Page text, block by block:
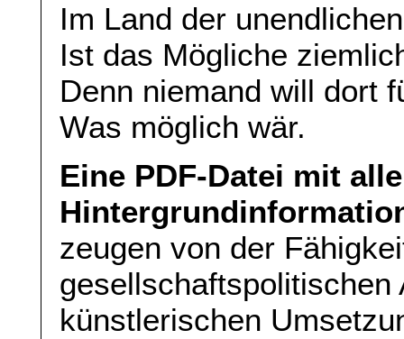
Im Land der
Ist das Mögliche
Denn niemand will dort
Was möglich wär.
Eine PDF-Datei mit
zeugen von der
gesellschaftspolitischen
künstlerischen